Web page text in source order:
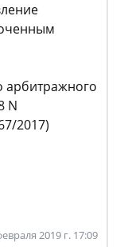
арбитражного
N
2017)
2019 г. 17:09